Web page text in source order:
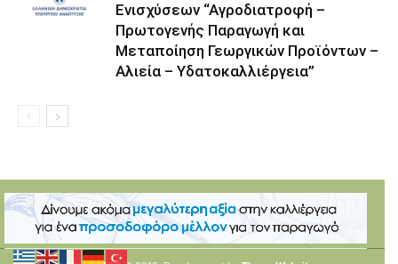
Ενισχύσεων “Αγροδιατροφή –
Πρωτογενής Παραγωγή και
Μεταποίηση Γεωργικών Προϊόντων –
Αλιεία – Υδατοκαλλιέργεια”